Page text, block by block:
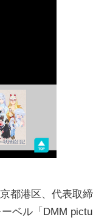
都港区、代表取
ベル「DMM